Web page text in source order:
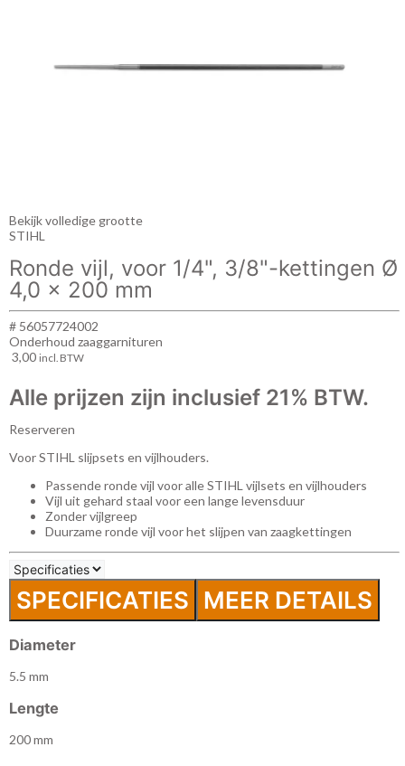
Bekijk volledige grootte
STIHL
Ronde vijl, voor 1/4", 3/8"-kettingen Ø
4,0 x 200 mm
# 56057724002
Onderhoud zaaggarnituren
3,00 incl. BTW
Alle prijzen zijn inclusief 21% BTW.
Reserveren
Voor STIHL slijpsets en vijlhouders.
Passende ronde vijl voor alle STIHL vijlsets en vijlhouders
Vijl uit gehard staal voor een lange levensduur
Zonder vijlgreep
Duurzame ronde vijl voor het slijpen van zaagkettingen
SPECIFICATIES MEER DETAILS
Diameter
5.5 mm
Lengte
200 mm